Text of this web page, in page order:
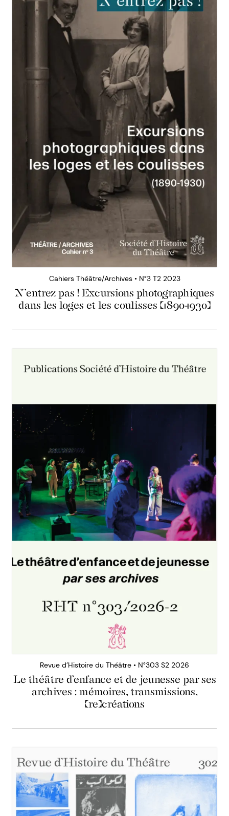
Cahiers Théâtre/Archives • N°3 T2 2023
N’entrez pas ! Excursions photographiques
dans les loges et les coulisses (1890-1930)
Revue d’Histoire du Théâtre • N°303 S2 2026
Le théâtre d’enfance et de jeunesse par ses
archives : mémoires, transmissions,
(re)créations